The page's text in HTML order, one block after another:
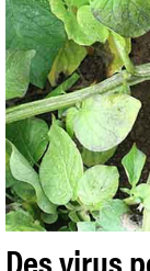
Des virus